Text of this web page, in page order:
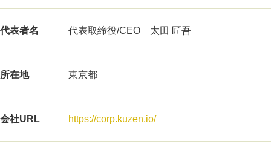
代表者名 代表取締役/CEO 太田 匠吾
所在地 東京都
会社URL https://corp.kuzen.io/